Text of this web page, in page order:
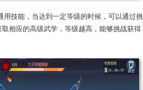
用技能，当达到一定等级的时候，可以通过挑
相应的高级武学，等级越高，能够挑战获得